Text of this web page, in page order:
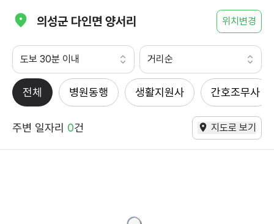
의성군 다인면 양서리 위치변경
도보 30분 이내 거리순
전체 병원동행 생활지원사 간호조무사
주변 일자리 0건 지도로 보기